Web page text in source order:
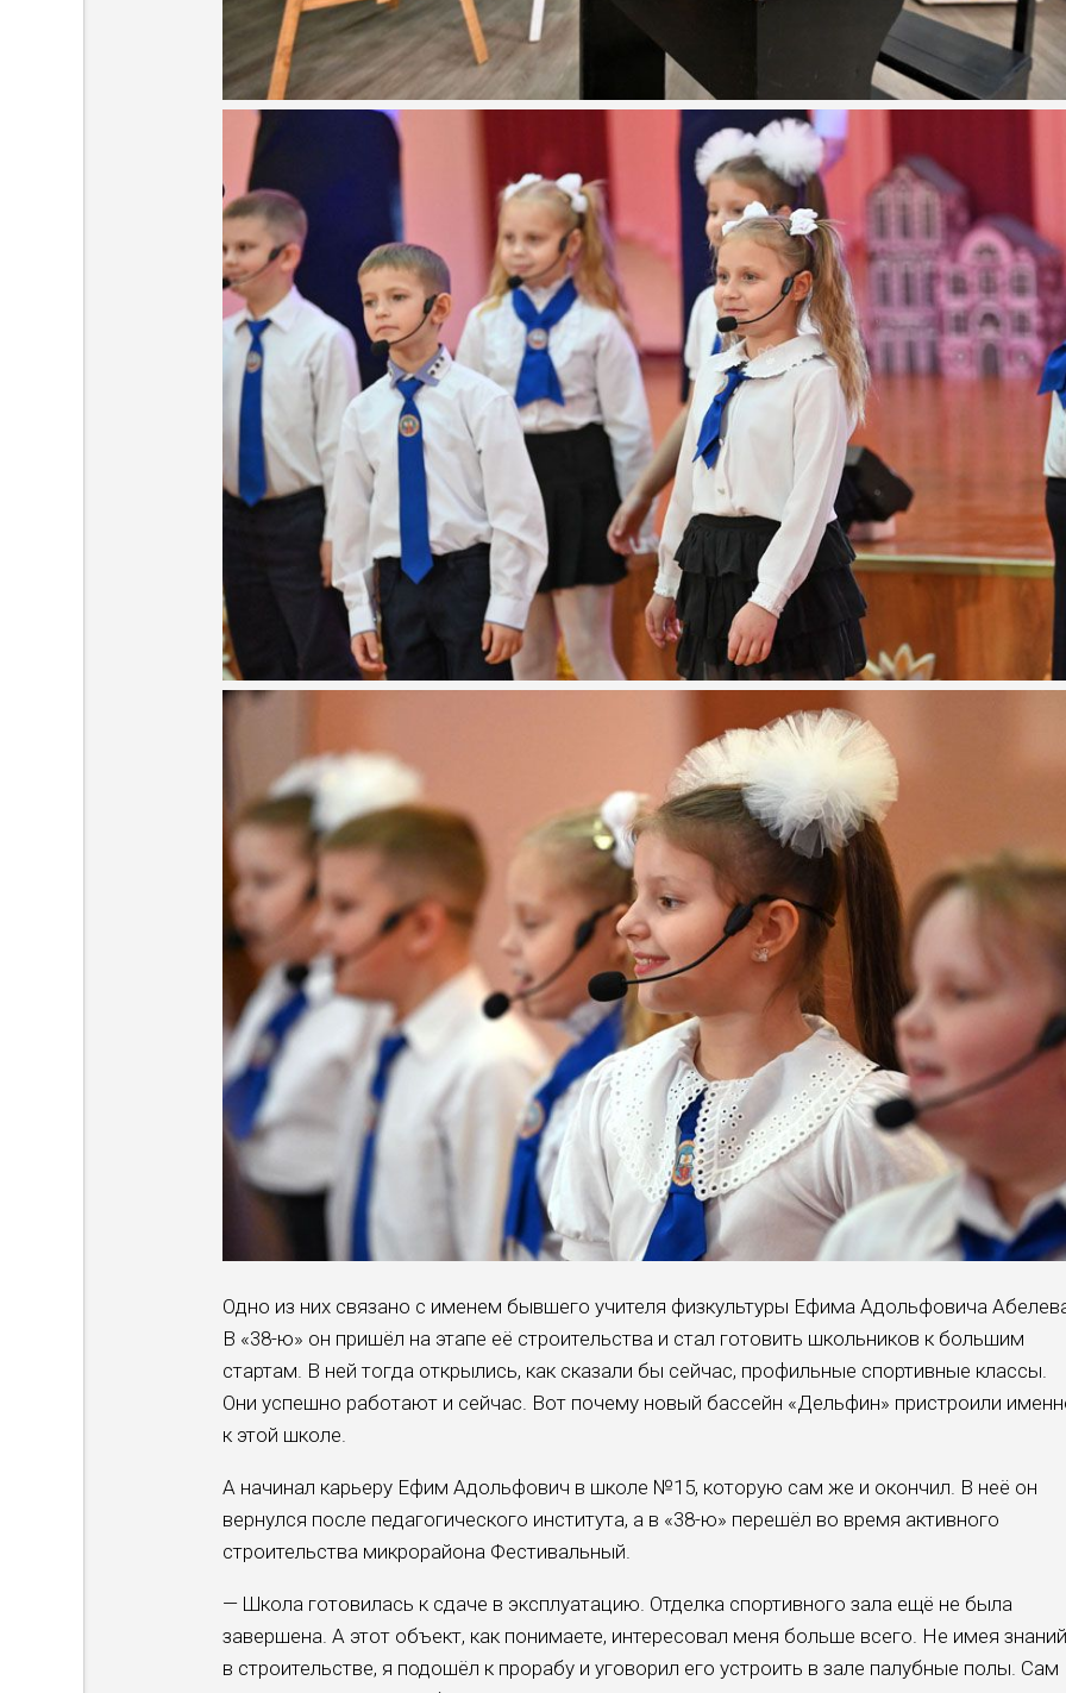
Одно из них связано с именем бывшего учителя физкультуры Ефима Адольфовича
В «38-ю» он пришёл на этапе её строительства и стал готовить школьников к большим
стартам. В ней тогда открылись, как сказали бы сейчас, профильные спортивные классы.
Они успешно работают и сейчас. Вот почему новый бассейн «Дельфин» пристроили
к этой школе.
А начинал карьеру Ефим Адольфович в школе №15, которую сам же и окончил. В неё он
вернулся после педагогического института, а в «38-ю» перешёл во время активного
строительства микрорайона Фестивальный.
— Школа готовилась к сдаче в эксплуатацию. Отделка спортивного зала ещё не была
завершена. А этот объект, как понимаете, интересовал меня больше всего. Не имея знаний
в строительстве, я подошёл к прорабу и уговорил его устроить в зале палубные полы. Сам